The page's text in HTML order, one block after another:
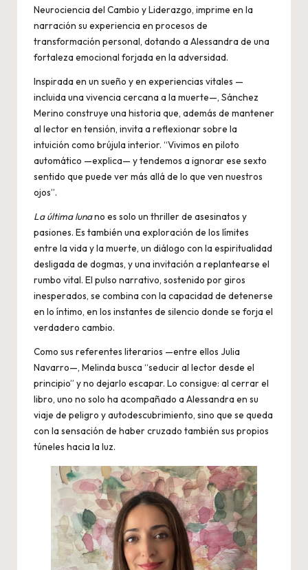
Neurociencia del Cambio y Liderazgo, imprime en la
narración su experiencia en procesos de
transformación personal, dotando a Alessandra de una
fortaleza emocional forjada en la adversidad.
Inspirada en un sueño y en experiencias vitales —
incluida una vivencia cercana a la muerte—, Sánchez
Merino construye una historia que, además de mantener
al lector en tensión, invita a reflexionar sobre la
intuición como brújula interior. “Vivimos en piloto
automático —explica— y tendemos a ignorar ese sexto
sentido que puede ver más allá de lo que ven nuestros
ojos”.
La última lunano es solo un thriller de asesinatos y
pasiones. Es también una exploración de los límites
entre la vida y la muerte, un diálogo con la espiritualidad
desligada de dogmas, y una invitación a replantearse el
rumbo vital. El pulso narrativo, sostenido por giros
inesperados, se combina con la capacidad de detenerse
en lo íntimo, en los instantes de silencio donde se forja el
verdadero cambio.
Como sus referentes literarios —entre ellos Julia
Navarro—, Melinda busca “seducir al lector desde el
principio” y no dejarlo escapar. Lo consigue: al cerrar el
libro, uno no solo ha acompañado a Alessandra en su
viaje de peligro y autodescubrimiento, sino que se queda
con la sensación de haber cruzado también sus propios
túneles hacia la luz.